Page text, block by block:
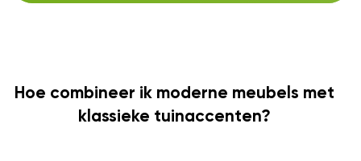
Hoe combineer ik moderne meubels met
klassieke tuinaccenten?